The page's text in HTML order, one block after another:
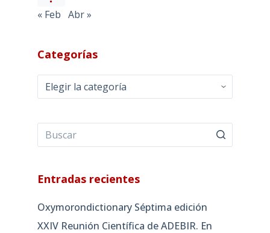
« Feb Abr »
Categorías
Categorías
Entradas recientes
Oxymorondictionary Séptima edición
XXIV Reunión Científica de ADEBIR. En